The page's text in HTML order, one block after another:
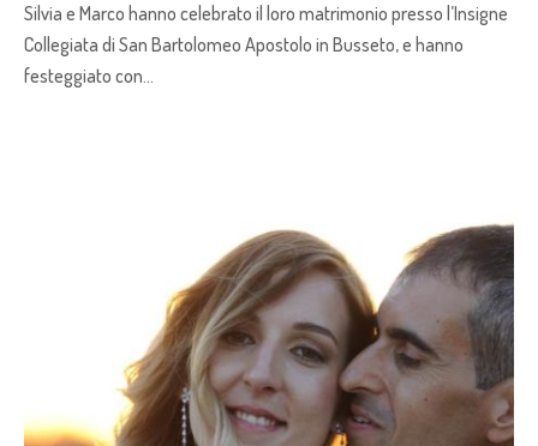
Silvia e Marco hanno celebrato il loro matrimonio presso l’Insigne
Collegiata di San Bartolomeo Apostolo in Busseto, e hanno
festeggiato con…